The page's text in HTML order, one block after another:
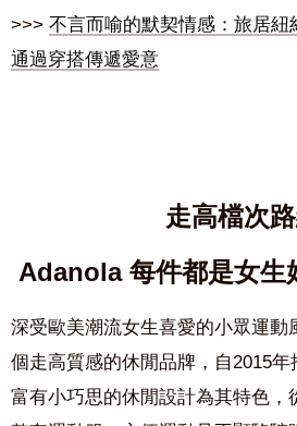
>>> 不言而喻的默契情感：旅居紐
通過穿搭傳遞愛意
走高檔次
Adanola 每件都是女生
深受歐美潮流女生喜愛的小眾運動
個走高質感的休閒品牌，自2015年
富有小巧思的休閒設計為其特色，